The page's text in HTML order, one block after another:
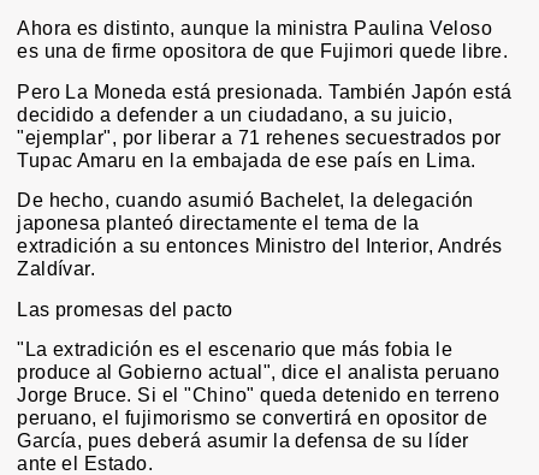
Ahora es distinto, aunque la ministra Paulina Veloso
es una de firme opositora de que Fujimori quede libre.
Pero La Moneda está presionada. También Japón está
decidido a defender a un ciudadano, a su juicio,
"ejemplar", por liberar a 71 rehenes secuestrados por
Tupac Amaru en la embajada de ese país en Lima.
De hecho, cuando asumió Bachelet, la delegación
japonesa planteó directamente el tema de la
extradición a su entonces Ministro del Interior, Andrés
Zaldívar.
Las promesas del pacto
"La extradición es el escenario que más fobia le
produce al Gobierno actual", dice el analista peruano
Jorge Bruce. Si el "Chino" queda detenido en terreno
peruano, el fujimorismo se convertirá en opositor de
García, pues deberá asumir la defensa de su líder
ante el Estado.